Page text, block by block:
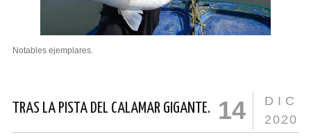
Notables ejemplares.
TRAS LA PISTA DEL CALAMAR GIGANTE.
DIC
2020
14